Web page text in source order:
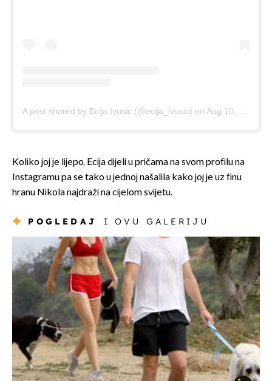
A post shared by Ecija Ivusic (@ecija_ivusic) on Aug 10, 2019 at 11:17am PDT
Koliko joj je lijepo, Ecija dijeli u pričama na svom profilu na
Instagramu pa se tako u jednoj našalila kako joj je uz finu
hranu Nikola najdraži na cijelom svijetu.
POGLEDAJ I OVU GALERIJU